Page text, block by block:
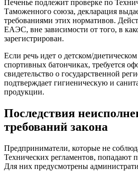
Печенье подлежит проверке по
Таможенного союза, декларация
требованиями этих нормативов.
ЕАЭС, вне зависимости от того, в
зарегистрирован.
Если речь идет о детском/
спортивных батончиках, требуется
свидетельство о государственной
подтверждает гигиеническую и
продукции.
Последствия
требований закона
Предприниматели, которые не
Технических регламентов,
Для них предусмотрены